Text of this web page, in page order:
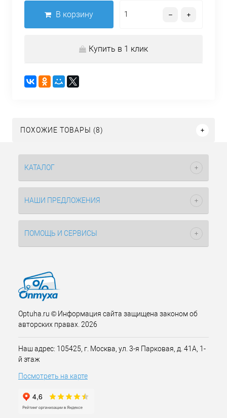
В корзину
Купить в 1 клик
ПОХОЖИЕ ТОВАРЫ (8)
КАТАЛОГ
НАШИ ПРЕДЛОЖЕНИЯ
ПОМОЩЬ И СЕРВИСЫ
Optuha.ru © Информация сайта защищена законом об
авторских правах. 2026
Наш адрес: 105425, г. Москва, ул. 3-я Парковая, д. 41А, 1-
й этаж
Посмотреть на карте